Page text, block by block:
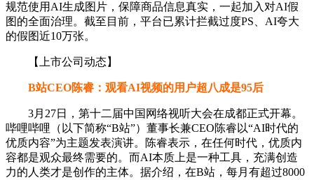
规范使用AI生成图片，保障商品信息真实，一起加入对AI假
图的全面治理。截至目前，平台已累计拦截过度PS、AI夸大
的假图近10万张。
【上市公司动态】
B站CEO陈睿：观看AI视频的用户超八成是95后
3月27日，第十二届中国网络视听大会在成都正式开幕。
哔哩哔哩（以下简称“B站”）董事长兼CEO陈睿以“AI时代的
优质内容”为主题发表演讲。陈睿表示，在任何时代，优质内
容都是观众最终需要的。而AI本质上是一种工具，充满创造
力的人类才是创作的主体。据介绍，在B站，每月有超过8000